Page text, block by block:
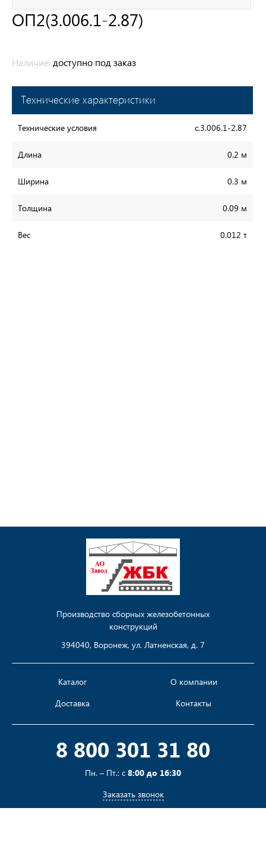
ОП2(3.006.1-2.87)
Наличие: доступно под заказ
Технические характеристики
Технические условия с.3.006.1-2.87
Длина 0.2 м
Ширина 0.3 м
Толщина 0.09 м
Вес 0.012 т
Производство сборных железобетонных
конструкций
394040, Воронеж, ул. Латненская, д. 7
Каталог
Доставка
О компании
Контакты
8 800 301 31 80
Пн. – Пт.: с 8:00 до 16:30
Заказать звонок